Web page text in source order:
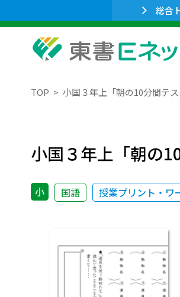
総合
TOP 小国３年上「朝の10分間テ
小国３年上「朝の
小 国語 授業プリント・ワ